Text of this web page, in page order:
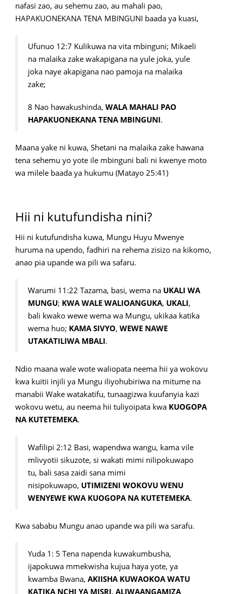
nafasi zao, au sehemu zao, au mahali pao,
HAPAKUONEKANA TENA MBINGUNI baada ya kuasi,
Ufunuo 12:7 Kulikuwa na vita mbinguni; Mikaeli
na malaika zake wakapigana na yule joka, yule
joka naye akapigana nao pamoja na malaika
zake;
8 Nao hawakushinda, WALA MAHALI PAO
HAPAKUONEKANA TENA MBINGUNI.
Maana yake ni kuwa, Shetani na malaika zake hawana
tena sehemu yo yote ile mbinguni bali ni kwenye moto
wa milele baada ya hukumu (Matayo 25:41)
Hii ni kutufundisha nini?
Hii ni kutufundisha kuwa, Mungu Huyu Mwenye
huruma na upendo, fadhiri na rehema zisizo na kikomo,
anao pia upande wa pili wa safaru.
Warumi 11:22 Tazama, basi, wema na UKALI WA
MUNGU; KWA WALE WALIOANGUKA, UKALI,
bali kwako wewe wema wa Mungu, ukikaa katika
wema huo; KAMA SIVYO, WEWE NAWE
UTAKATILIWA MBALI.
Ndio maana wale wote waliopata neema hii ya wokovu
kwa kuitii injili ya Mungu iliyohubiriwa na mitume na
manabii Wake watakatifu, tunaagizwa kuufanyia kazi
wokovu wetu, au neema hii tuliyoipata kwa KUOGOPA
NA KUTETEMEKA.
Wafilipi 2:12 Basi, wapendwa wangu, kama vile
mlivyotii sikuzote, si wakati mimi nilipokuwapo
tu, bali sasa zaidi sana mimi
nisipokuwapo, UTIMIZENI WOKOVU WENU
WENYEWE KWA KUOGOPA NA KUTETEMEKA.
Kwa sababu Mungu anao upande wa pili wa sarafu.
Yuda 1: 5 Tena napenda kuwakumbusha,
ijapokuwa mmekwisha kujua haya yote, ya
kwamba Bwana, AKIISHA KUWAOKOA WATU
KATIKA NCHI YA MISRI, ALIWAANGAMIZA